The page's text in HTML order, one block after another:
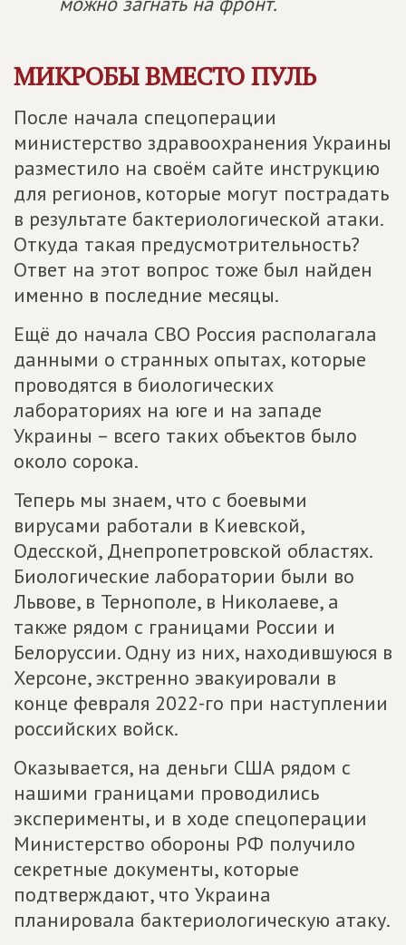
МИКРОБЫ ВМЕСТО ПУЛЬ
После начала спецоперации
министерство здравоохранения Украины
разместило на своём сайте инструкцию
для регионов, которые могут пострадать
в результате бактериологической атаки.
Откуда такая предусмотрительность?
Ответ на этот вопрос тоже был найден
именно в последние месяцы.
Ещё до начала СВО Россия располагала
данными о странных опытах, которые
проводятся в биологических
лабораториях на юге и на западе
Украины – всего таких объектов было
около сорока.
Теперь мы знаем, что с боевыми
вирусами работали в Киевской,
Одесской, Днепропетровской областях.
Биологические лаборатории были во
Львове, в Тернополе, в Николаеве, а
также рядом с границами России и
Белоруссии. Одну из них, находившуюся в
Херсоне, экстренно эвакуировали в
конце февраля 2022-го при наступлении
российских войск.
Оказывается, на деньги США рядом с
нашими границами проводились
эксперименты, и в ходе спецоперации
Министерство обороны РФ получило
секретные до­кументы, которые
подтверждают, что Украина
планировала бактериологическую атаку.